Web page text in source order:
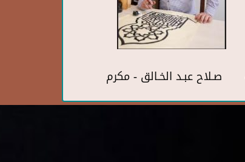
صـلاح عبـد الخـالق - مكرم